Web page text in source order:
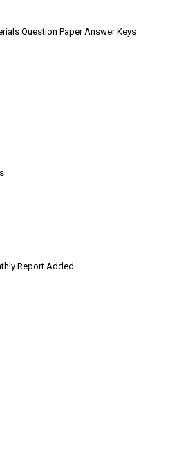
Question Paper Answer Keys
Report Added